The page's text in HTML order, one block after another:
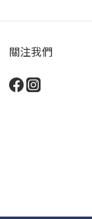
關注我們